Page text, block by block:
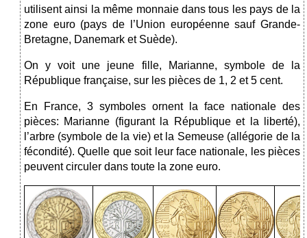
utilisent ainsi la même monnaie dans tous les pays de la
zone euro (pays de l’Union européenne sauf Grande-
Bretagne, Danemark et Suède).
On y voit une jeune fille, Marianne, symbole de la
République française, sur les pièces de 1, 2 et 5 cent.
En France, 3 symboles ornent la face nationale des
pièces: Marianne (figurant la République et la liberté),
l’arbre (symbole de la vie) et la Semeuse (allégorie de la
fécondité). Quelle que soit leur face nationale, les pièces
peuvent circuler dans toute la zone euro.